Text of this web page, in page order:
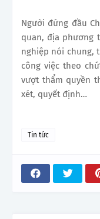
Người đứng đầu
quan, địa phương
nghiệp nói chung,
công việc theo
vượt thẩm quyền
xét, quyết định…
Tin tức